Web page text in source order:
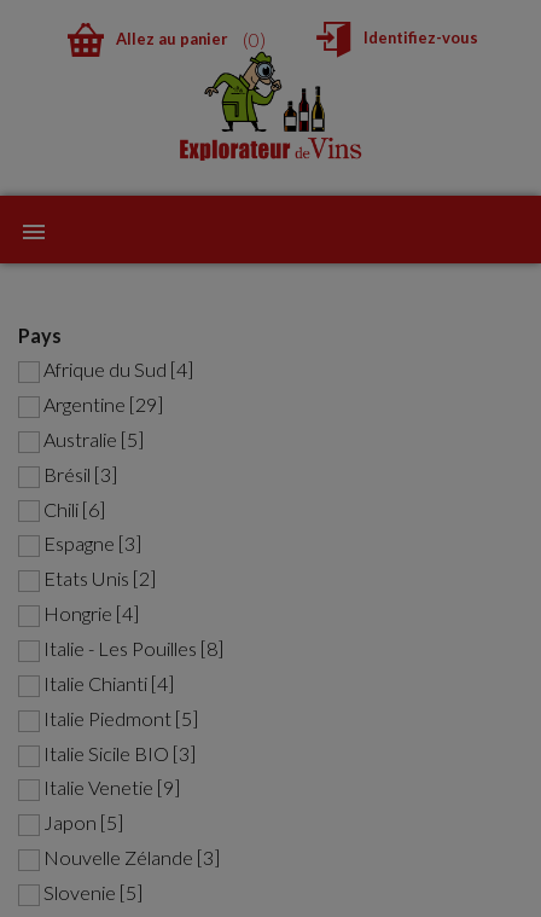
0
Allez au panier Identifiez-vous
Pays
Afrique du Sud [4]
Argentine [29]
Australie [5]
Brésil [3]
Chili [6]
Espagne [3]
Etats Unis [2]
Hongrie [4]
Italie - Les Pouilles [8]
Italie Chianti [4]
Italie Piedmont [5]
Italie Sicile BIO [3]
Italie Venetie [9]
Japon [5]
Nouvelle Zélande [3]
Slovenie [5]